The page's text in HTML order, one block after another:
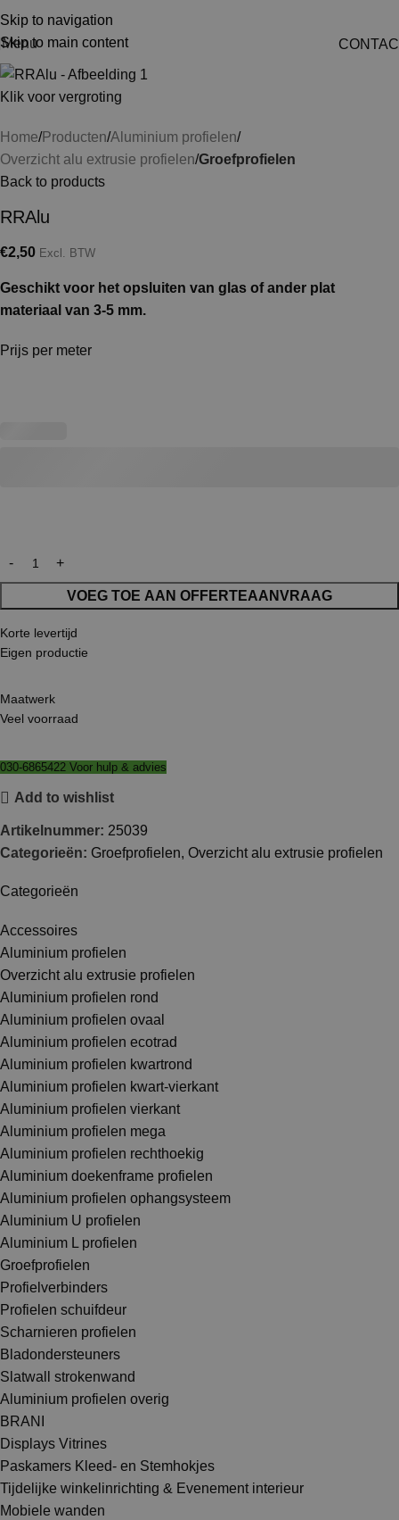
Skip to navigation
Skip to main content
Menu
Categorieën
Accessoires
Aluminium profielen
Overzicht alu extrusie profielen
Aluminium profielen rond
Aluminium profielen ovaal
Aluminium profielen ecotrad
Aluminium profielen kwartrond
Aluminium profielen kwart-vierkant
Aluminium profielen vierkant
Aluminium profielen mega
Aluminium profielen rechthoekig
Aluminium doekenframe profielen
Aluminium profielen ophangsysteem
Aluminium U profielen
Aluminium L profielen
Groefprofielen
Profielverbinders
Profielen schuifdeur
Scharnieren profielen
Bladondersteuners
Slatwall strokenwand
Aluminium profielen overig
BRANI
Displays Vitrines
Paskamers Kleed- en Stemhokjes
Tijdelijke winkelinrichting & Evenement interieur
Mobiele wanden
Klik voor vergroting
Home Producten Aluminium profielen
Overzicht alu extrusie profielen Groefprofielen
Back to products
RRAlu
€2,50 Excl. BTW
Geschikt voor het opsluiten van glas of ander plat
materiaal van 3-5 mm.
Prijs per meter
VOEG TOE AAN OFFERTEAANVRAAG
Korte levertijd
Eigen productie
Maatwerk
Veel voorraad
030-6865422 Voor hulp & advies
Add to wishlist
Artikelnummer: 25039
Categorieën: Groefprofielen, Overzicht alu extrusie profielen